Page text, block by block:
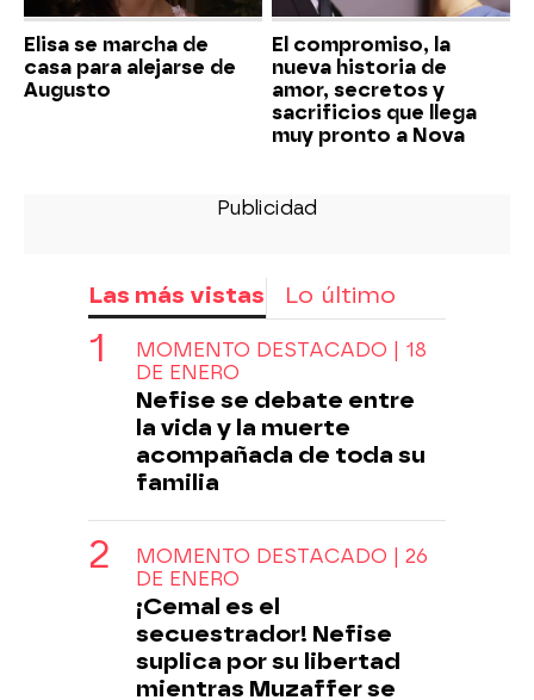
Elisa se marcha de
casa para alejarse de
Augusto
El compromiso, la
nueva historia de
amor, secretos y
sacrificios que llega
muy pronto a Nova
Las más vistas Lo último
MOMENTO DESTACADO | 18
DE ENERO
Nefise se debate entre
la vida y la muerte
acompañada de toda su
familia
MOMENTO DESTACADO | 26
DE ENERO
¡Cemal es el
secuestrador! Nefise
suplica por su libertad
mientras Muzaffer se